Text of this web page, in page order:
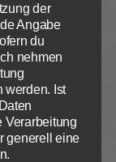
sind alle
es auch, um
Israel
Das Gesetz
wie sie nicht
und
dass kein
der
Angabe
du
nehmen
werden. Ist
Verarbeitung
generell eine